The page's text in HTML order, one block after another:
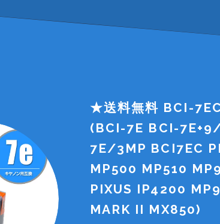
★送料無料 BCI-
(BCI-7E BCI-
7E/3MP BCI7EC
MP500 MP510
PIXUS IP4200
MARK II MX850)